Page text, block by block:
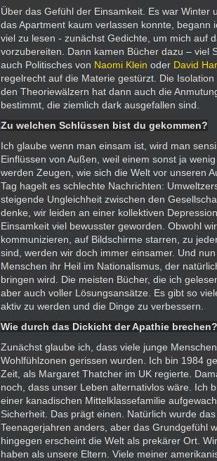
Über das Gefühl der Einsamkeit. Es war Winter
das Apartment kaum verlassen konnte, begann
viel zu lesen - zunächst Gedichte, um mich auf
vorzubereiten. Dann kamen Bücher dazu – viel
auch Politisches von Naomi Klein oder David
regelrecht auf die Materie gestürzt. Die
den Theoriewälzern hat dann auch die
bestimmt, die ziemlich dark ausgefallen sind.
Zu welchen Schlüssen bist du gekommen?
Ich glaube wenn man einsam ist, wird man
Einflüssen von Außen, weil einem sonst ja
werden Zeugen, wie sich die Welt vor unseren
Tag hagelt es schlechte Nachrichten:
steigende Ungleichheit zwischen den
denke, wir leiden an einer kollektiven
Einsamkeit viel bewusster geworden. Obwohl
kommunizieren, auf Bildschirme starren, zu
sind, werden wir doch immer einsamer. Und
Menschen ihr Heil im Nationalismus, der
bringen wird. Die meisten Bücher, die ich
aber auch voller Lösungsansätze. Es gibt so
aktiv zu werden und die Dinge zu verbessern.
Wie durch das Dickicht der Apathie brechen?
Zunächst glaube ich, dass viele junge
Wohlfühlzonen gerissen wurden. Ich bin 1984
Zeit, als Margaret Thatcher im UK regierte.
noch, dass unser Leben alternativlos wäre. Ich
einer kanadischen Mittelklassefamilie
Sicherheit. Das prägt einen. Natürlich wurde
Teenagerjahren anders, aber das Grundgefühl
hingegen erscheint die Welt als prekärer Ort.
haben als unsere Eltern. Viele meiner